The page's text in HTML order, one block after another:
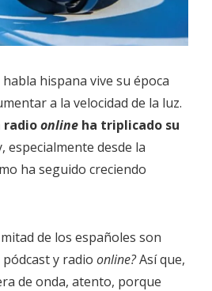
hispana vive su época
a la velocidad de la luz.
radioonline ha triplicado su
especialmente desde la
ha seguido creciendo
de los españoles son
y radio online?Así que,
de onda, atento, porque